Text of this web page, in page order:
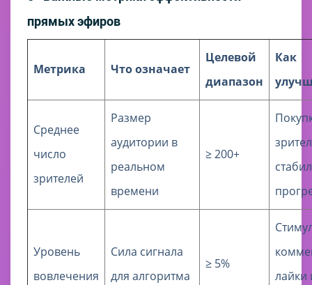
прямых эфиров
Метрика Что означает
Целевой
диапазон
Как
Среднее
число
зрителей
Размер
аудитории в
реальном
времени
≥ 200+
Уровень
вовлечения
Сила сигнала
для алгоритма
≥ 5%
лайки